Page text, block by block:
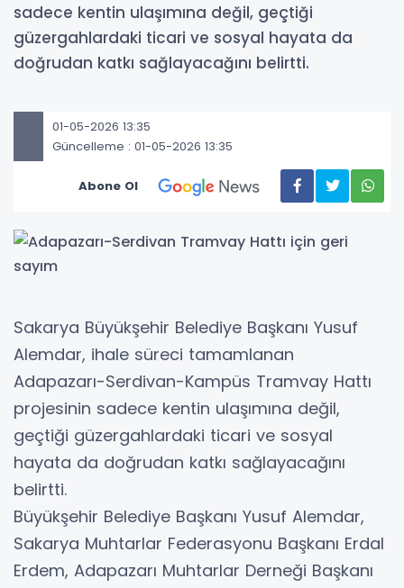
sadece kentin ulaşımına değil, geçtiği
güzergahlardaki ticari ve sosyal hayata da
doğrudan katkı sağlayacağını belirtti.
01-05-2026 13:35
Güncelleme : 01-05-2026 13:35
Abone Ol
Sakarya Büyükşehir Belediye Başkanı Yusuf
Alemdar, ihale süreci tamamlanan
Adapazarı-Serdivan-Kampüs Tramvay Hattı
projesinin sadece kentin ulaşımına değil,
geçtiği güzergahlardaki ticari ve sosyal
hayata da doğrudan katkı sağlayacağını
belirtti.
Büyükşehir Belediye Başkanı Yusuf Alemdar,
Sakarya Muhtarlar Federasyonu Başkanı Erdal
Erdem, Adapazarı Muhtarlar Derneği Başkanı